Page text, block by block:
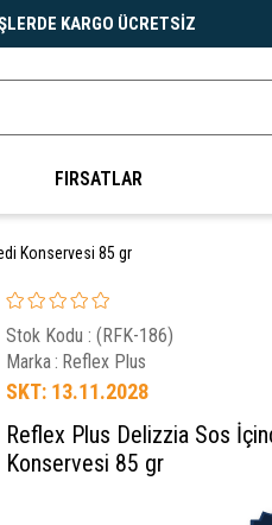
KARGO ÜCRETSİZ
FIRSATLAR
Konservesi 85 gr
Stok Kodu
(RFK-186)
Marka: Reflex Plus
SKT: 13.11.2028
Reflex Plus Delizzia Sos
Konservesi 85 gr